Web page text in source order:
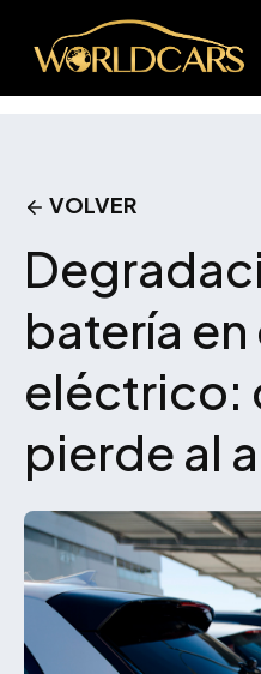
VOLVER
batería
eléctrico:
pierde al